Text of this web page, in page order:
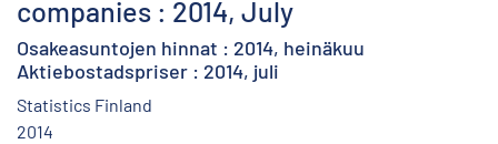
companies : 2014, July
Osakeasuntojen hinnat : 2014, heinäkuu
Aktiebostadspriser : 2014, juli
Statistics Finland
2014